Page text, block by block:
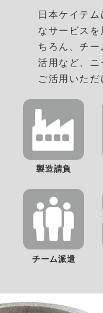
日本ケイテ
なサービス
ちろん、チ
活用など、
ご活用いただ
製造請負
チーム派遣